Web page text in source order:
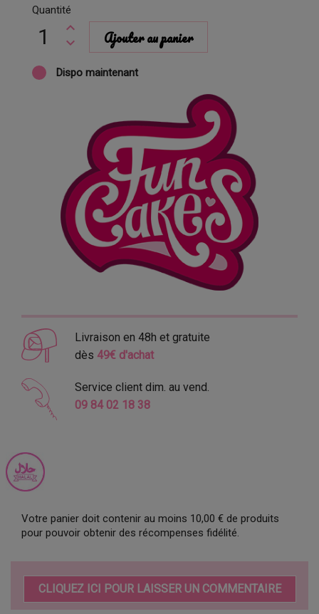
Quantité
Ajouter au panier
Dispo maintenant
Livraison en 48h et gratuite
dès 49€ d'achat
Service client dim. au vend.
09 84 02 18 38
Votre panier doit contenir au moins 10,00 € de produits
pour pouvoir obtenir des récompenses fidélité.
CLIQUEZ ICI POUR LAISSER UN COMMENTAIRE